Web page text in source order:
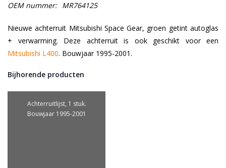
OEM nummer: MR764125
Nieuwe achterruit Mitsubishi Space Gear, groen getint autoglas
+ verwarming. Deze achterruit is ook geschikt voor een
Mitsubishi L400. Bouwjaar 1995-2001.
Bijhorende producten
Achterruitlijst, 1 stuk.
Bouwjaar 1995-2001